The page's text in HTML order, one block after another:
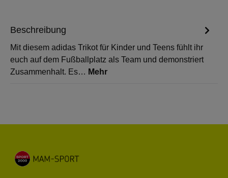
Beschreibung
Mit diesem adidas Trikot für Kinder und Teens fühlt ihr
euch auf dem Fußballplatz als Team und demonstriert
Zusammenhalt. Es… Mehr